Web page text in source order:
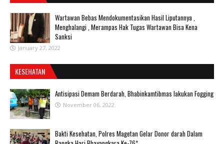
Wartawan Bebas Mendokumentasikan Hasil Liputannya ,
Menghalangi , Merampas Hak Tugas Wartawan Bisa Kena
Sanksi
January 27, 2022
KESEHATAN
Antisipasi Demam Berdarah, Bhabinkamtibmas lakukan Fogging
November 06, 2022
Bakti Kesehatan, Polres Magetan Gelar Donor darah Dalam